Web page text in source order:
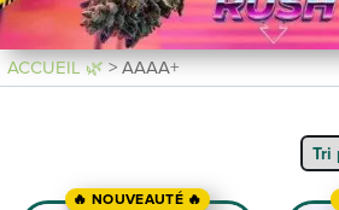
ACCUEIL 🌿> AAAA+
🔥 NOUVEAUTÉ 🔥